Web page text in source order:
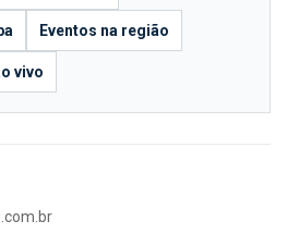
Eventos na região
vivo